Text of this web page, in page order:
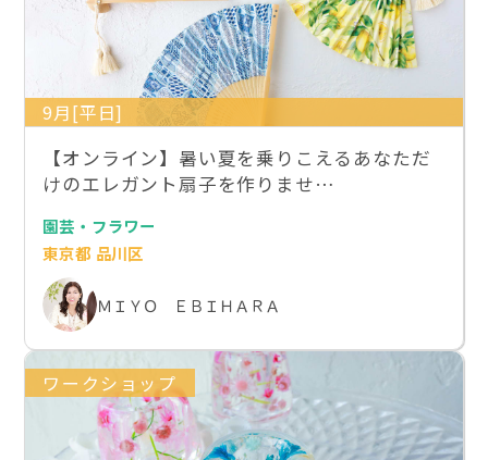
9月[平日]
【オンライン】暑い夏を乗りこえるあなただ
けのエレガント扇子を作りませ…
園芸・フラワー
東京都 品川区
ＭＩＹＯ ＥＢＩＨＡＲＡ
ワークショップ